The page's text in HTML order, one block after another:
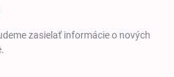
zasielať informácie o nových